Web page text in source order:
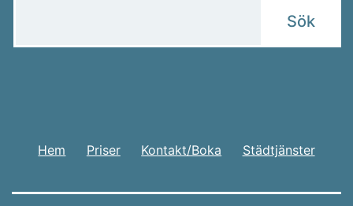
Hem Priser Kontakt/Boka Städtjänster